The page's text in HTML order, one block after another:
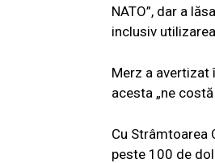
NATO”, dar a
inclusiv
Merz a avertizat
acesta „ne
Cu Strâmtoarea
peste 100 de